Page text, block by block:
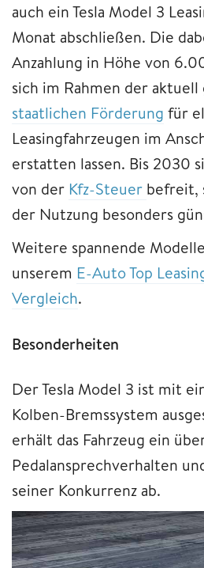
auch ein Tesla Model 3
Monat abschließen. Die
Anzahlung in Höhe von
sich im Rahmen der
staatlichen Förderung für
Leasingfahrzeugen im
erstatten lassen. Bis 2030
von der Kfz-Steuer befreit,
der Nutzung besonders
Weitere spannende
unserem E-Auto Top
Vergleich.
Besonderheiten
Der Tesla Model 3 ist mit
Kolben-Bremssystem
erhält das Fahrzeug ein
Pedalansprechverhalten
seiner Konkurrenz ab.